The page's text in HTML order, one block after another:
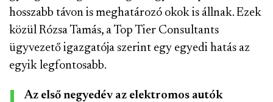
hosszabb távon is meghatározó okok is állnak. Ezek
közül Rózsa Tamás, a Top Tier Consultants
ügyvezető igazgatója szerint egy egyedi hatás az
egyik legfontosabb.
Az első negyedév az elektromos autók